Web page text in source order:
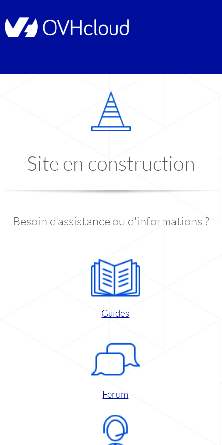
Site en construction
Besoin d'assistance ou d'informations ?
Guides
Forum